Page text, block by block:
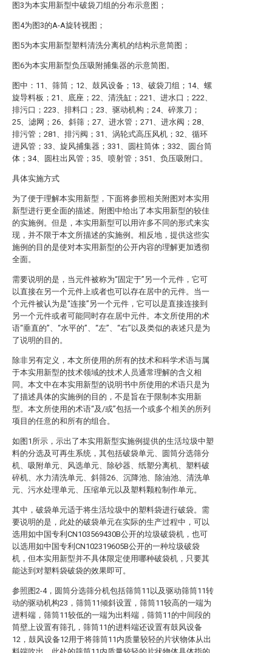
图3为本实用新型中破袋刀组的分布示意图；
图4为图3的A-A旋转视图；
图5为本实用新型塑料清洗分离机的结构示意简图；
图6为本实用新型负压吸附捕集器的示意简图。
图中：11、筛筒；12、鼓风设备；13、破袋刀组；14、螺
旋导料板；21、底座；22、清洗缸；221、进水口；222、
排污口；223、排料口；23、驱动机构；24、碎浆刀；
25、滤网；26、斜筛；27、进水管；271、进水阀；28、
排污管；281、排污阀；31、涡轮式高压风机；32、循环
进风管；33、旋风捕集器；331、圆柱筒体；332、圆台筒
体；34、圆柱出风管；35、喷射管；351、负压吸附口。
具体实施方式
为了便于理解本实用新型，下面将参照相关附图对本实用
新型进行更全面的描述。附图中给出了本实用新型的较佳
的实施例。但是，本实用新型可以用许多不同的形式来实
现，并不限于本文所描述的实施例。相反地，提供这些实
施例的目的是使对本实用新型的公开内容的理解更加透彻
全面。
需要说明的是，当元件被称为“固定于”另一个元件，它可
以直接在另一个元件上或者也可以存在居中的元件。当一
个元件被认为是“连接”另一个元件，它可以是直接连接到
另一个元件或者可能同时存在居中元件。本文所使用的术
语“垂直的”、“水平的”、“左”、“右”以及类似的表述只是为
了说明的目的。
除非另有定义，本文所使用的所有的技术和科学术语与属
于本实用新型的技术领域的技术人员通常理解的含义相
同。本文中在本实用新型的说明书中所使用的术语只是为
了描述具体的实施例的目的，不是旨在于限制本实用新
型。本文所使用的术语“及/或”包括一个或多个相关的所列
项目的任意的和所有的组合。
如图1所示，示出了本实用新型实施例提供的生活垃圾中塑
料的分选及可再生系统，其包括破袋单元、圆筒分选筛分
机、吸附单元、风选单元、除砂器、纸塑分离机、塑料破
碎机、水力清洗单元、斜筛26、沉降池、除油池、清洗单
元、污水处理单元、压缩单元以及塑料颗粒制作单元。
其中，破袋单元适于将生活垃圾中的塑料袋进行破袋。需
要说明的是，此处的破袋单元在实际的生产过程中，可以
选用如中国专利CN103569430B公开的垃圾破袋机，也可
以选用如中国专利CN102319605B公开的一种垃圾破袋
机，但本实用新型并不具体限定使用哪种破袋机，只要其
能达到对塑料袋破袋的效果即可。
参照图2-4，圆筒分选筛分机包括筛筒11以及驱动筛筒11转
动的驱动机构23，筛筒11倾斜设置，筛筒11较高的一端为
进料端，筛筒11较低的一端为出料端，筛筒11的中间段的
筒壁上设置有筛孔，筛筒11的进料端还设置有鼓风设备
12，鼓风设备12用于将筛筒11内质量较轻的片状物体从出